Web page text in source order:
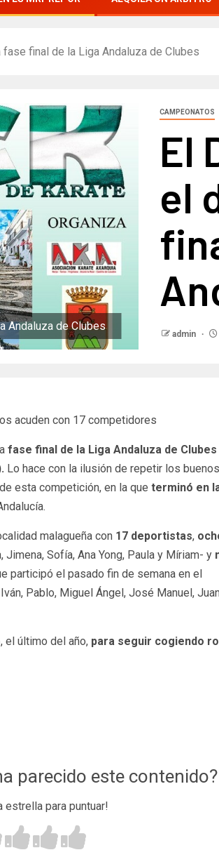
final de la Liga Andaluza de Clubes
Andaluza de Clubes
CAMPEONATOS
El
el
admin
acuden con 17 competidores
fase final de la Liga Andaluza de Clubes
Lo hace con la ilusión de repetir los buenos
de esta competición, en la que terminó en
malagueña con 17 deportistas,
Jimena, Sofía, Ana Yong, Paula y Míriam- y
participó el pasado fin de semana en el
Pablo, Miguel Ángel, José Manuel, Juan
, el último del año, para seguir cogiendo
parecido este contenido?
estrella para puntuar!